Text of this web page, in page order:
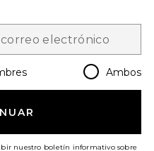
Country Regions
USD Ambos
nuestro boletín informativo sobre